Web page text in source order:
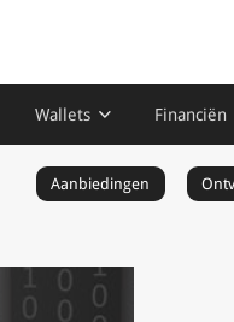
Wallets Financiën
Aanbiedingen